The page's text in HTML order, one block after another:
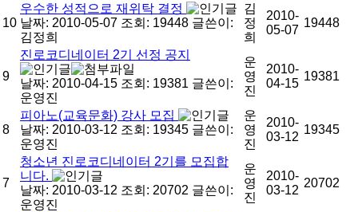
10
우수한 성적으로 재위탁 결정
날짜: 2010-05-07 조회: 19448 글쓴이:
김정희
김
정
희
2010-
05-07
19448
9
진로코디네이터 2기 선정 공지
날짜: 2010-04-15 조회: 19381 글쓴이:
운영진
운
영
진
2010-
04-15
19381
8
피아노(교육문화) 강사 모집
날짜: 2010-03-12 조회: 19345 글쓴이:
운영진
운
영
진
2010-
03-12
19345
7
청소년 진로코디네이터 2기를 모집합
니다.
날짜: 2010-03-12 조회: 20702 글쓴이:
운영진
운
영
진
2010-
03-12
20702